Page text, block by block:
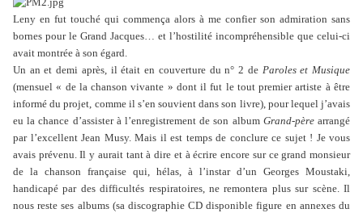
Leny en fut touché qui commença alors à me confier son admiration sans
bornes pour le Grand Jacques… et l’hostilité incompréhensible que celui-ci
avait montrée à son égard.
Un an et demi après, il était en couverture du n° 2 de Paroles et Musique
(mensuel « de la chanson vivante » dont il fut le tout premier artiste à être
informé du projet, comme il s’en souvient dans son livre), pour lequel j’avais
eu la chance d’assister à l’enregistrement de son album Grand-pèrearrangé
par l’excellent Jean Musy. Mais il est temps de conclure ce sujet ! Je vous
avais prévenu. Il y aurait tant à dire et à écrire encore sur ce grand monsieur
de la chanson française qui, hélas, à l’instar d’un Georges Moustaki,
handicapé par des difficultés respiratoires, ne remontera plus sur scène. Il
nous reste ses albums (sa discographie CD disponible figure en annexes du